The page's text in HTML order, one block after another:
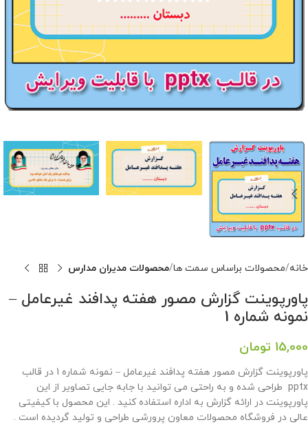
خانه محصولات براساس سمت ها محصولات مدیران مدارس
پاورپوینت گزارش مصور هفته پدافند غیرعامل –
نمونه شماره 1
15,000 تومان
پاورپوینت گزارش مصور هفته پدافند غیرعامل – نمونه شماره 1 در قالب
pptx طراحی شده و به راحتی می توانید با جابه جایی تصاویر از این
پاورپوینت در ارائه گزارش به اداره استفاده کنید . این محصول با کیفیتی
عالی در فروشگاه محصولات معاون پرورشی طراحی و تولید گردیده است .